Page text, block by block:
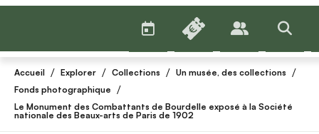
BILLETTERIE
PUBLICS
Accueil / Explorer / Collections / Un musée, des collections /
Fonds photographique /
Le Monument des Combattants de Bourdelle exposé à la Société
nationale des Beaux-arts de Paris de 1902